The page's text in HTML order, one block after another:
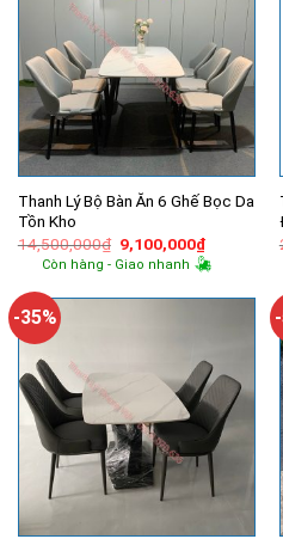
Thanh Lý Bộ Bàn Ăn 6 Ghế Bọc Da
Tồn Kho
14,500,000₫ Giá
gốc
là:
9,100,000₫Giá
hiện
tại
9,100,000₫.
Còn hàng - Giao nhanh
-35%